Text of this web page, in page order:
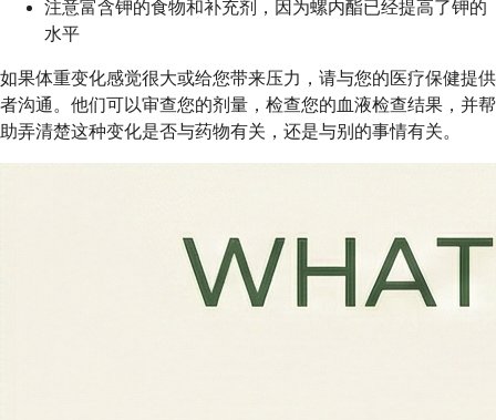
注意富含钾的食物和补充剂，因为螺内酯已经提高了钾的
水平
如果体重变化感觉很大或给您带来压力，请与您的医疗保健提供
者沟通。他们可以审查您的剂量，检查您的血液检查结果，并帮
助弄清楚这种变化是否与药物有关，还是与别的事情有关。